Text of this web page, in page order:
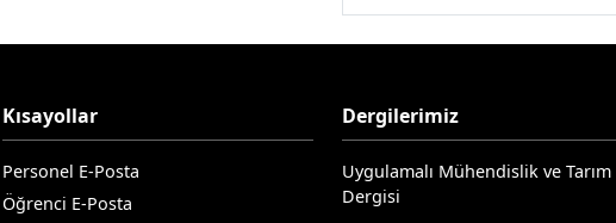
Kısayollar
Personel E-Posta
Öğrenci E-Posta
Dergilerimiz
Uygulamalı Mühendislik ve Tarım
Dergisi